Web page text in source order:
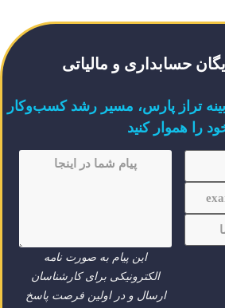
حسابداری و مالیاتی
تراز پارس، مسیر رشد کسب‌وکار
را هموار کنید
این پیام به صورت نامه
الکترونیکی برای کارشناسان
ارسال و در اولین فرصت پاسخ